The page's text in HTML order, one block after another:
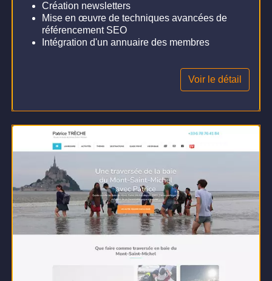
Création newsletters
Mise en œuvre de techniques avancées de
référencement SEO
Intégration d'un annuaire des membres
Voir le détail